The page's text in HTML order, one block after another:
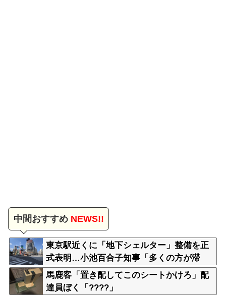
中間おすすめNEWS!!
東京駅近くに「地下シェルター」整備を正
式表明…小池百合子知事「多くの方が滞
在、施設整備の効果高い」
馬鹿客「置き配してこのシートかけろ」配
達員ぼく「????」